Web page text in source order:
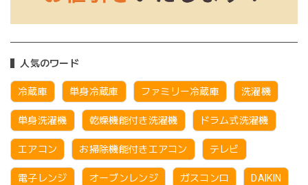
人気のワード
冷蔵庫 単身冷蔵庫 ファミリー冷蔵庫 洗濯機
単身洗濯機 乾燥機能付き洗濯機 ドラム式洗濯機
エアコン お掃除機能付きエアコン テレビ
電子レンジ オーブンレンジ ガスコンロ DAIKIN